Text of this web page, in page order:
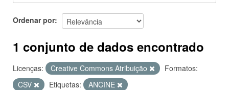
SOBRE
Ordenar por
1 conjunto de dados encontrado
Licenças: Creative Commons Atribuição
Formatos:
CSV
Etiquetas:
ANCINE